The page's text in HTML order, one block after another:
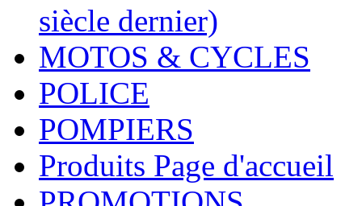
siècle dernier)
MOTOS & CYCLES
POLICE
POMPIERS
Produits Page d'accueil